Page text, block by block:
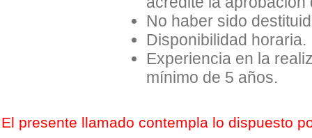
No haber sido
Disponibilidad horaria.
Experiencia en la
mínimo de 5 años.
El presente llamado contempla lo dispuesto